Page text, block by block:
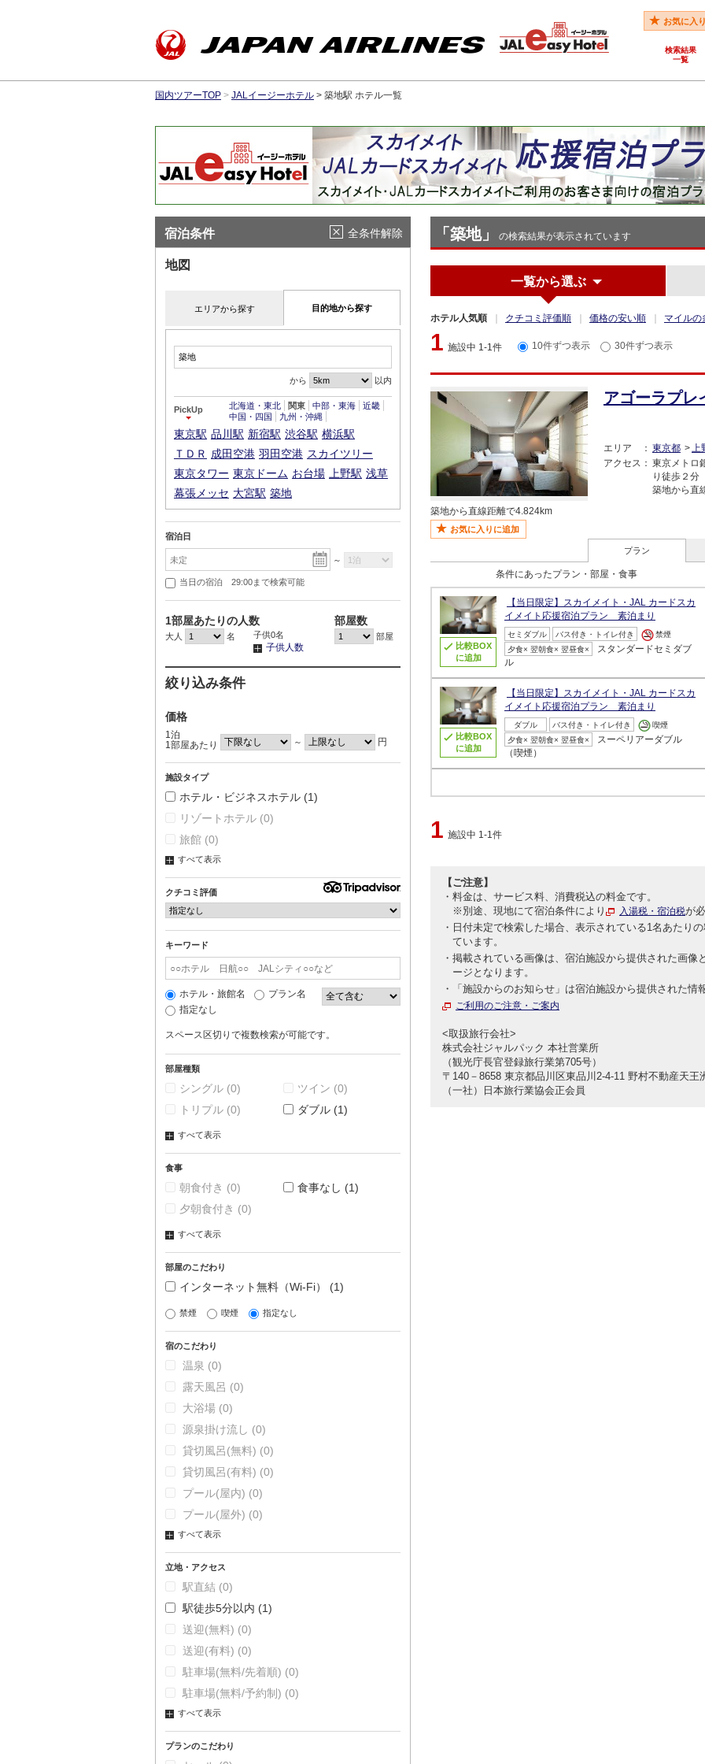
お気に入
検索結果
一覧
国内ツアーTOP > JALイージーホテル > 築地駅 ホテル一覧
「築地」 の検索結果が表示されています
一覧から選ぶ
ホテル人気順 クチコミ評価順 価格の安い順 マイルの
1 施設中 1-1件 10件ずつ表示 30件ずつ表示
アゴーラプレ
エリア 東京都
上
アクセス
東京メトロ
り徒歩２分
築地から直
築地から直線距離で4.824km
お気に入りに追加
プラン
条件にあったプラン・部屋・食事
比較BOX
に追加
【当日限定】スカイメイト・JAL カードスカ
イメイト応援宿泊プラン 素泊まり
セミダブル バス付き・トイレ付き
禁煙
夕食× 翌朝食× 翌昼食×
スタンダードセミダブ
ル
比較BOX
に追加
【当日限定】スカイメイト・JAL カードスカ
イメイト応援宿泊プラン 素泊まり
ダブル バス付き・トイレ付き
喫煙
夕食× 翌朝食× 翌昼食×
スーペリアーダブル
（喫煙）
1 施設中 1-1件
【ご注意】
料金は、サービス料、消費税込の料金です。
※別途、現地にて宿泊条件により
入湯税・宿泊税が
日付未定で検索した場合、表示されている1名あたり
ています。
掲載されている画像は、宿泊施設から提供された画像
ージとなります。
「施設からのお知らせ」は宿泊施設から提供された情
ご利用のご注意・ご案内
<取扱旅行会社>
株式会社ジャルパック 本社営業所
（観光庁長官登録旅行業第705号）
〒140－8658 東京都品川区東品川2-4-11 野村不動産天王
（一社）日本旅行業協会正会員
宿泊条件 全条件解除
地図
エリアから探す 目的地から探す
から 以内
PickUp 北海道・東北 関東 中部・東海
近畿
中国・四国
九州・沖縄
東京駅 品川駅 新宿駅 渋谷駅 横浜駅
ＴＤＲ 成田空港 羽田空港 スカイツリー
東京タワー 東京ドーム お台場 上野駅 浅草
幕張メッセ 大宮駅 築地
宿泊日
～
当日の宿泊 29:00まで検索可能
1部屋あたりの人数
大人 名 子供0名
子供人数
部屋数
部屋
絞り込み条件
価格
1泊
1部屋あたり
～ 円
施設タイプ
ホテル・ビジネスホテル (1)
リゾートホテル (0)
旅館 (0)
すべて表示
クチコミ評価
キーワード
ホテル・旅館名
プラン名
指定なし
スペース区切りで複数検索が可能です。
部屋種類
シングル (0) ツイン (0)
トリプル (0) ダブル (1)
すべて表示
食事
朝食付き (0) 食事なし (1)
夕朝食付き (0)
すべて表示
部屋のこだわり
インターネット無料（Wi-Fi） (1)
禁煙 喫煙 指定なし
宿のこだわり
温泉 (0)
露天風呂 (0)
大浴場 (0)
源泉掛け流し (0)
貸切風呂(無料) (0)
貸切風呂(有料) (0)
プール(屋内) (0)
プール(屋外) (0)
すべて表示
立地・アクセス
駅直結 (0)
駅徒歩5分以内 (1)
送迎(無料) (0)
送迎(有料) (0)
駐車場(無料/先着順) (0)
駐車場(無料/予約制) (0)
すべて表示
プランのこだわり